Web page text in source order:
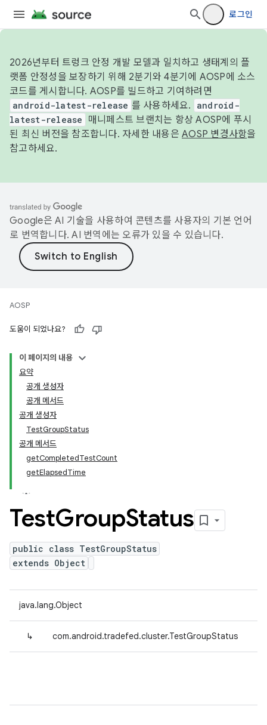
로그인
2026년부터 트렁크 안정 개발 모델과 일치하고 생태계의 플
랫폼 안정성을 보장하기 위해 2분기와 4분기에 AOSP에 소스
코드를 게시합니다. AOSP를 빌드하고 기여하려면
android-latest-release 를 사용하세요.
android-
latest-release
매니페스트 브랜치는 항상 AOSP에 푸시
된 최신 버전을 참조합니다. 자세한 내용은 AOSP 변경사항을
참고하세요.
Google은 AI 기술을 사용하여 콘텐츠를 사용자의 기본 언어
로 번역합니다. AI 번역에는 오류가 있을 수 있습니다.
AOSP
도움이 되었나요?
이 페이지의 내용
요약
공개 생성자
공개 메서드
공개 생성자
TestGroupStatus
공개 메서드
getCompletedTestCount
getElapsedTime
TestGroupStatus
public class TestGroupStatus
extends Object
java.lang.Object
↳ com.android.tradefed.cluster.TestGroupStatus